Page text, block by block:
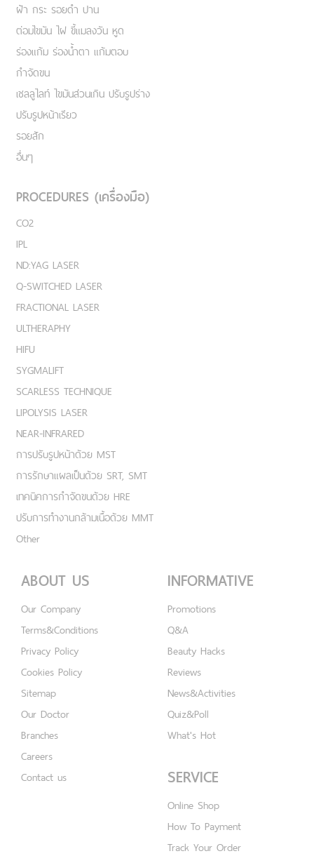
ฝ้า กระ รอยดำ ปาน
ต่อมไขมัน ไฝ ขี้แมลงวัน หูด
ร่องแก้ม ร่องน้ำตา แก้มตอบ
กำจัดขน
เชลลูไลท์ ไขมันส่วนเกิน ปรับรูปร่าง
ปรับรูปหน้าเรียว
รอยสัก
อื่นๆ
PROCEDURES (เครื่องมือ)
CO2
IPL
ND:YAG LASER
Q-SWITCHED LASER
FRACTIONAL LASER
ULTHERAPHY
HIFU
SYGMALIFT
SCARLESS TECHNIQUE
LIPOLYSIS LASER
NEAR-INFRARED
การปรับรูปหน้าด้วย MST
การรักษาแผลเป็นด้วย SRT, SMT
เทคนิคการกำจัดขนด้วย HRE
ปรับการทำงานกล้ามเนื้อด้วย MMT
Other
ABOUT US
Our Company
Terms&Conditions
Privacy Policy
Cookies Policy
Sitemap
Our Doctor
Branches
Careers
Contact us
INFORMATIVE
Promotions
Q&A
Beauty Hacks
Reviews
News&Activities
Quiz&Poll
What's Hot
SERVICE
Online Shop
How To Payment
Track Your Order